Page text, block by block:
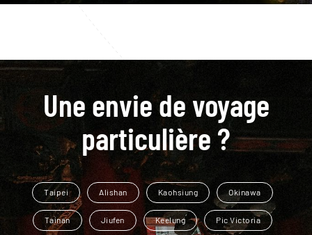
Une envie de voyage
particulière ?
Taipei Alishan Kaohsiung Okinawa
Tainan Jiufen Keelung Pic Victoria